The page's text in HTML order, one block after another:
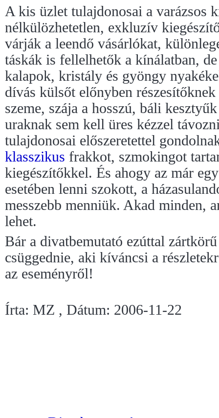
A kis üzlet tulajdonosai a varázsos
nélkülözhetetlen, exkluzív
várják a leendő vásárlókat,
táskák is fellelhetők a kínálatban,
kalapok, kristály és gyöngy
dívás külsőt előnyben
szeme, szája a hosszú, báli
uraknak sem kell üres kézzel
tulajdonosai előszeretettel
klasszikus frakkot, szmokingot
kiegészítőkkel. És ahogy az már
esetében lenni szokott, a
messzebb menniük. Akad minden,
lehet.
Bár a divatbemutató ezúttal
csüggednie, aki kíváncsi a
az eseményről!
Írta: MZ , Dátum: 2006-11-22